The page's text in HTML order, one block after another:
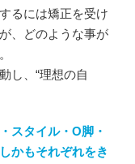
るには矯正を受け
、どのような事が
し、“理想の自
スタイル・O脚・
かもそれぞれをき